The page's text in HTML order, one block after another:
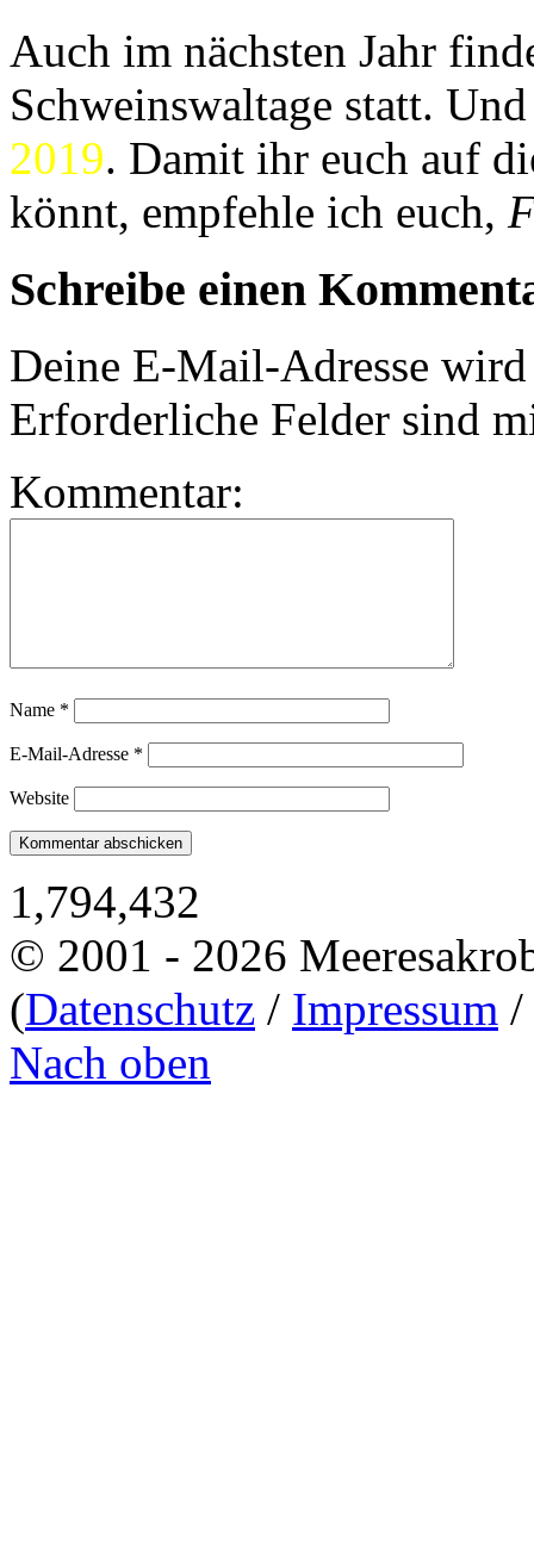
Auch im nächsten Jahr
Schweinswaltage statt.
2019. Damit ihr euch auf
könnt, empfehle ich euch,
Schreibe einen
Deine E-Mail-Adresse
Erforderliche Felder sind
Kommentar:
Name *
E-Mail-Adresse *
Website
1,794,432
© 2001 - 2026
(Datenschutz / Impressum /
Nach oben